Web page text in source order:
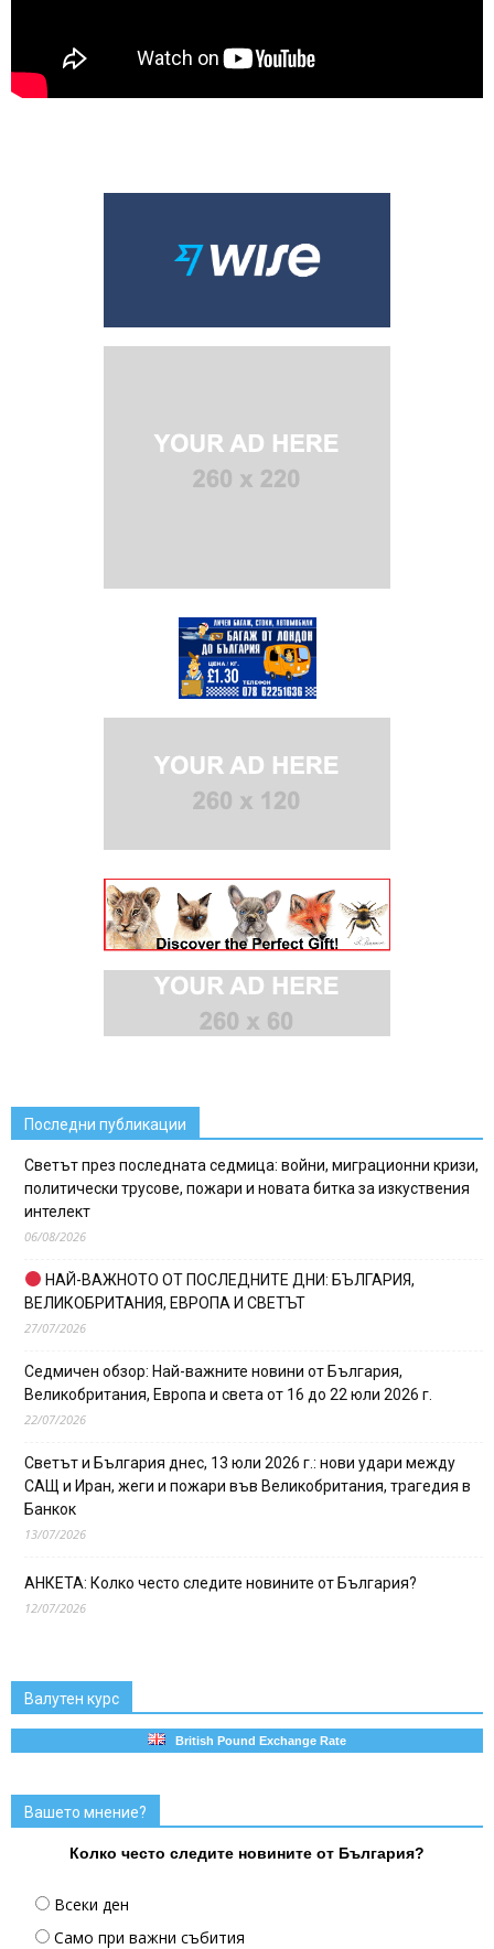
Последни публикации
Светът през последната седмица: войни, миграционни кризи,
политически трусове, пожари и новата битка за изкуствения
интелект
06/08/2026
НАЙ-ВАЖНОТО ОТ ПОСЛЕДНИТЕ ДНИ: БЪЛГАРИЯ,
ВЕЛИКОБРИТАНИЯ, ЕВРОПА И СВЕТЪТ
27/07/2026
Седмичен обзор: Най-важните новини от България,
Великобритания, Европа и света от 16 до 22 юли 2026 г.
22/07/2026
Светът и България днес, 13 юли 2026 г.: нови удари между
САЩ и Иран, жеги и пожари във Великобритания, трагедия в
Банкок
13/07/2026
АНКЕТА: Колко често следите новините от България?
12/07/2026
Валутен курс
British Pound Exchange Rate
Вашето мнение?
Колко често следите новините от България?
Всеки ден
Само при важни събития